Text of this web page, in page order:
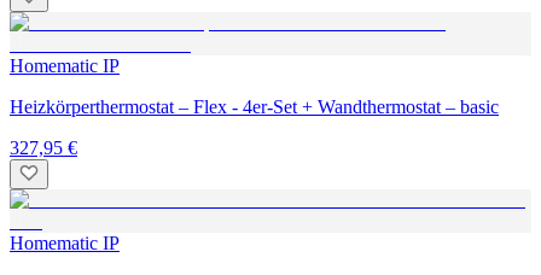
Homematic IP
Heizkörperthermostat – Flex - 4er-Set + Wandthermostat – basic
327,95 €
Homematic IP